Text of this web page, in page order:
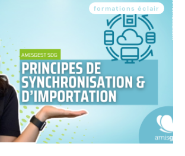
formations éclair